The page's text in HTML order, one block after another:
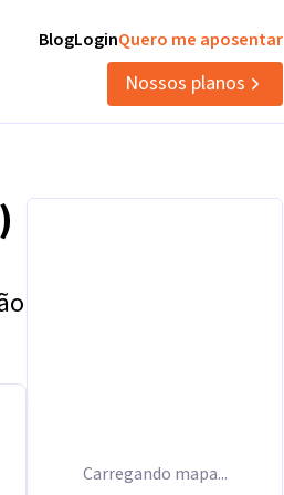
BlogLoginQuero me aposentar
Nossos planos
Carregando mapa...